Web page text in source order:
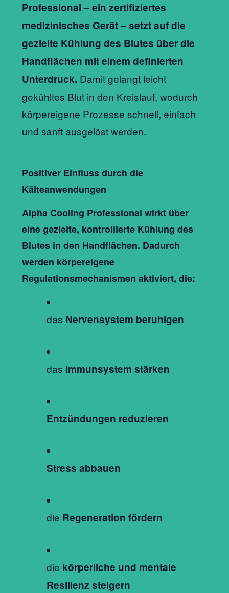
Professional – ein zertifiziertes
medizinisches Gerät – setzt auf die
gezielte Kühlung des Blutes über die
Handflächen mit einem definierten
Unterdruck. Damit gelangt leicht
gekühltes Blut in den Kreislauf, wodurch
körpereigene Prozesse schnell, einfach
und sanft ausgelöst werden.
Positiver Einfluss durch die
Kälteanwendungen
Alpha Cooling Professional wirkt über
eine gezielte, kontrollierte Kühlung des
Blutes in den Handflächen. Dadurch
werden körpereigene
Regulationsmechanismen aktiviert, die:
das Nervensystem beruhigen
das Immunsystem stärken
Entzündungen reduzieren
Stress abbauen
die Regeneration fördern
die körperliche und mentale
Resilienz steigern